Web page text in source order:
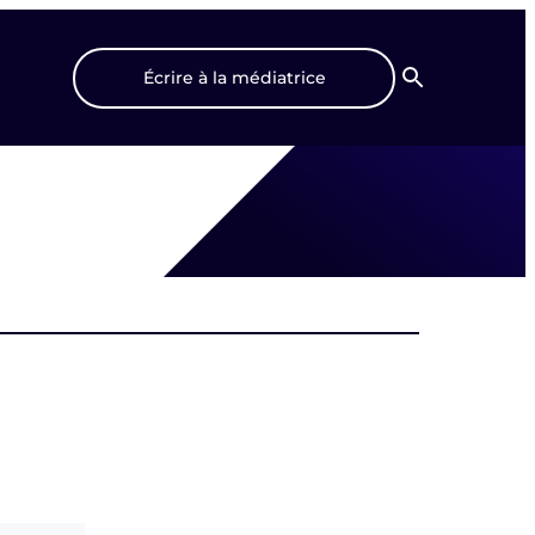
Écrire à la médiatrice
Recherche